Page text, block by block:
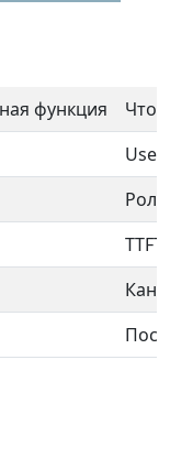
функция
Что
Use/